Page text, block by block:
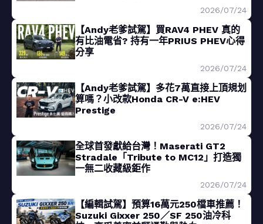
2026/07/24
【Andy老爹試駕】買RAV4 PHEV 真的
有比油電省? 持有一年PRIUS PHEV心得
分享
2026/07/24
【Andy老爹試駕】多花7萬直接上頂規划
算嗎？小改款Honda CR-V e:HEV
Prestige
2026/07/24
全球首發獻給台灣！Maserati GT2
Stradale「Tribute to MC12」打造獨
一無二收藏級鉅作
2026/07/24
【編輯試駕】預算16萬元250檔車推薦！
Suzuki Gixxer 250／SF 250油冷科